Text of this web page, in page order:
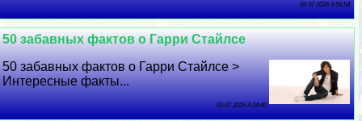
04 07 2026 6:56:54
50 забавных фактов о Гарри Стайлсе
50 забавных фактов о Гарри Стайлсе >
Интересные факты...
03 07 2026 4:34:40